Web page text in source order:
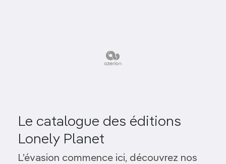
Le catalogue des éditions
Lonely Planet
L’évasion commence ici, découvrez nos